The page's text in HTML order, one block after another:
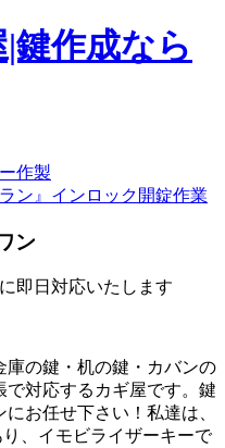
作製
ン』インロック開錠作業
ン
の鍵・机の鍵・カバンの
対応するカギ屋です。鍵
お任せ下さい！私達は、
、イモビライザーキーで